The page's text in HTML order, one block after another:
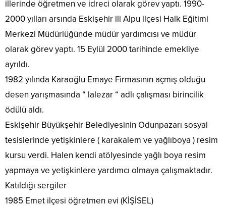
illerinde öğretmen ve idreci olarak görev yaptı. 1990-
2000 yılları arsında Eskişehir ili Alpu ilçesi Halk Eğitimi
Merkezi Müdürlüğünde müdür yardımcısı ve müdür
olarak görev yaptı. 15 Eylül 2000 tarihinde emekliye
ayrıldı.
1982 yılında Karaoğlu Emaye Firmasının açmış olduğu
desen yarışmasında “ lalezar “ adlı çalışması birincilik
ödülü aldı.
Eskişehir Büyükşehir Belediyesinin Odunpazarı sosyal
tesislerinde yetişkinlere ( karakalem ve yağlıboya ) resim
kursu verdi. Halen kendi atölyesinde yağlı boya resim
yapmaya ve yetişkinlere yardımcı olmaya çalışmaktadır.
Katıldığı sergiler
1985 Emet ilçesi öğretmen evi (KİŞİSEL)